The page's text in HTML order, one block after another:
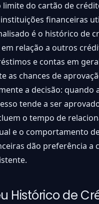
limite do cartão de
financeiras
é o histórico de
relação a outros
e contas em
as chances de
a decisão: quando
tende a ser
o tempo de
e o comportamento
dão preferência a
Histórico de